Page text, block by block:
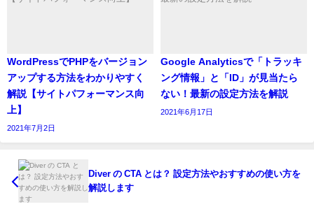
WordPressでPHPをバージョン
アップする方法をわかりやすく
解説【サイトパフォーマンス向
上】
2021年7月2日
Google Analyticsで「トラッキ
ング情報」と「ID」が見当たら
ない！最新の設定方法を解説
2021年6月17日
Diver の CTA とは？ 設定方法やおすすめの使い方を
解説します